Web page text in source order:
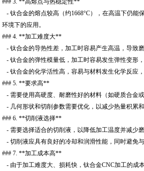
### 3. **高熔点与热稳定性**
- 钛合金的熔点较高（约1668°C），在高温下仍能
环境下的应用。
### 4. **加工难度大**
- 钛合金的导热性差，加工时容易产生高温，导致磨
- 钛合金的弹性模量低，加工时容易发生弹性变形，
- 钛合金的化学活性高，容易与材料发生化学反应，
### 5. **要求高**
- 需要使用高硬度、耐磨性好的材料（如硬质合金或
- 几何形状和切削参数需要优化，以减少热量积累和
### 6. **切削液选择**
- 需要选择适合的切削液，以降低加工温度并减少磨
- 切削液应具有良好的冷却和润滑性能，同时避免
### 7. **加工成本高**
- 由于加工难度大、损耗快，钛合金CNC加工的成本